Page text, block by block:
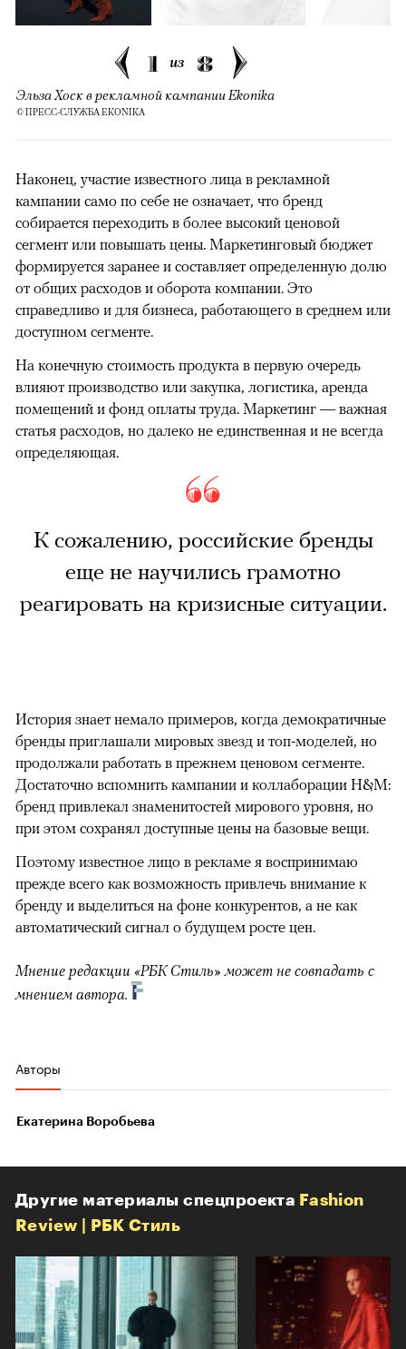
1 из 8
Эльза Хоск в рекламной кампании Ekonika
© ПРЕСС-СЛУЖБА EKONIKA
Наконец, участие известного лица в рекламной
кампании само по себе не означает, что бренд
собирается переходить в более высокий ценовой
сегмент или повышать цены. Маркетинговый бюджет
формируется заранее и составляет определенную долю
от общих расходов и оборота компании. Это
справедливо и для бизнеса, работающего в среднем или
доступном сегменте.
На конечную стоимость продукта в первую очередь
влияют производство или закупка, логистика, аренда
помещений и фонд оплаты труда. Маркетинг — важная
статья расходов, но далеко не единственная и не всегда
определяющая.
К сожалению, российские бренды
еще не научились грамотно
реагировать на кризисные ситуации.
История знает немало примеров, когда демократичные
бренды приглашали мировых звезд и топ-моделей, но
продолжали работать в прежнем ценовом сегменте.
Достаточно вспомнить кампании и коллаборации H&M:
бренд привлекал знаменитостей мирового уровня, но
при этом сохранял доступные цены на базовые вещи.
Поэтому известное лицо в рекламе я воспринимаю
прежде всего как возможность привлечь внимание к
бренду и выделиться на фоне конкурентов, а не как
автоматический сигнал о будущем росте цен.
Мнение редакции «РБК Стиль» может не совпадать с
мнением автора.
Авторы
Екатерина Воробьева
Другие материалы спецпроекта Fashion
Review | РБК Стиль